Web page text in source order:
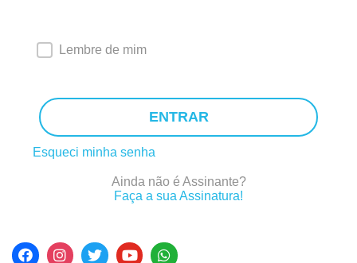
Lembre de mim
ENTRAR
Esqueci minha senha
Ainda não é Assinante?
Faça a sua Assinatura!